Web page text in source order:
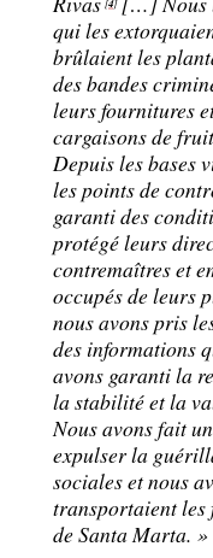
[ ]
qui les
brûlaient les
des bandes
leurs fournitures
cargaisons de
Depuis les bases
les points de
garanti des
protégé leurs
contremaîtres et
occupés de leurs
nous avons pris
des informations
avons garanti la
la stabilité et la
Nous avons fait
expulser la
sociales et nous
transportaient les
de Santa Marta. »